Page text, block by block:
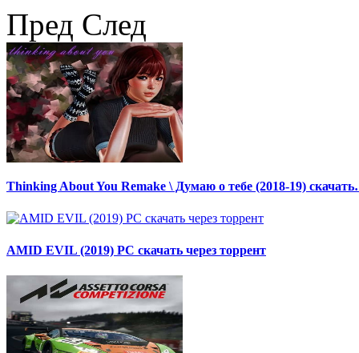
Пред След
Thinking About You Remake \ Думаю о тебе (2018-19)
AMID EVIL (2019) PC скачать через торрент